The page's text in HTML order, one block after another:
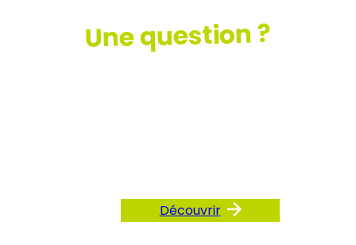
Une question ?
Découvrir